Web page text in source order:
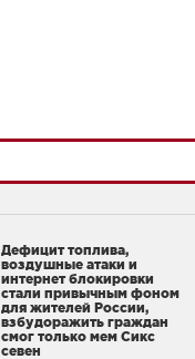
Дефицит топлива,
воздушные атаки и
интернет блокировки
стали привычным фоном
для жителей России,
взбудоражить граждан
смог только мем Сикс
севен